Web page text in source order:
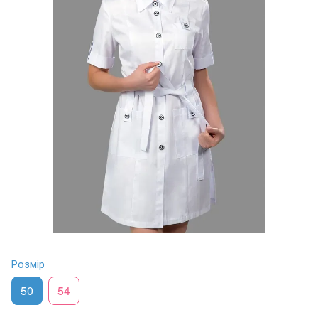
Розмір
50 54